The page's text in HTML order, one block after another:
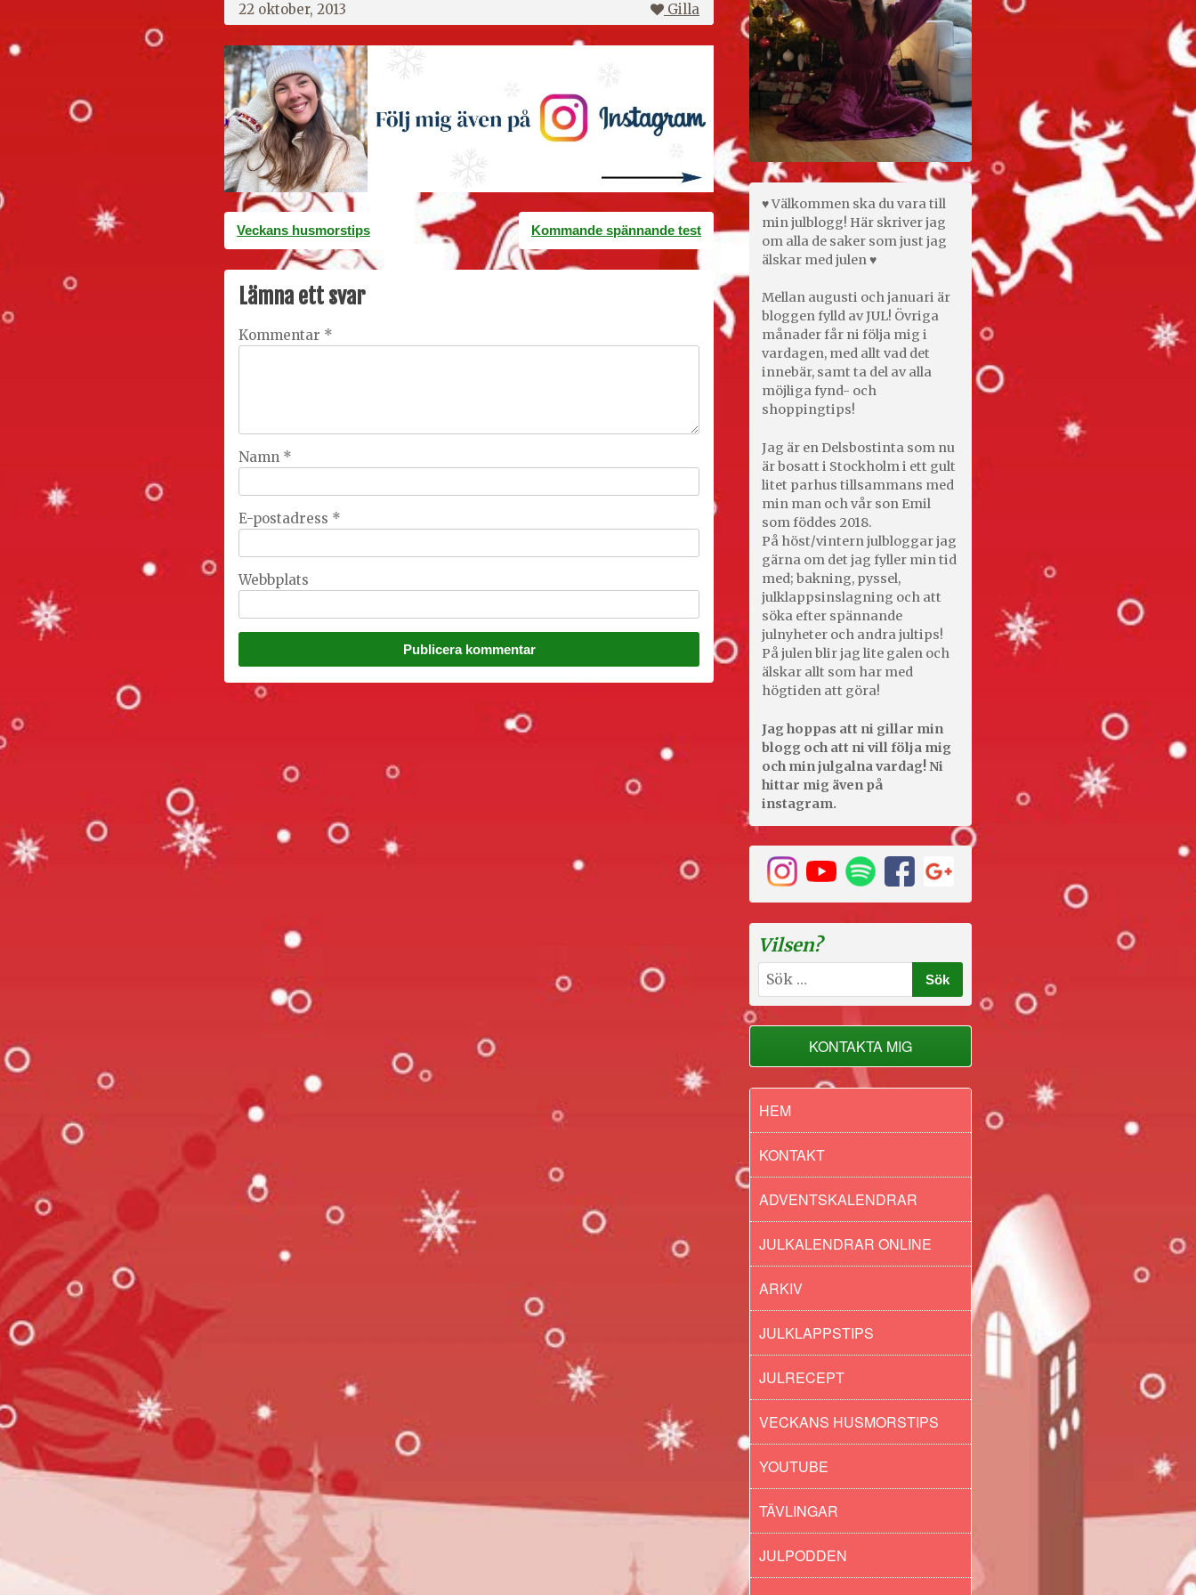
22 oktober, 2013 Gilla
Inläggsnavigering
Veckans husmorstips Kommande spännande test
Lämna ett svar
Kommentar *
Namn *
E-postadress *
Webbplats
♥ Välkommen ska du vara till
min julblogg! Här skriver jag
om alla de saker som just jag
älskar med julen ♥
Mellan augusti och januari är
bloggen fylld av JUL! Övriga
månader får ni följa mig i
vardagen, med allt vad det
innebär, samt ta del av alla
möjliga fynd- och
shoppingtips!
Jag är en Delsbostinta som nu
är bosatt i Stockholm i ett gult
litet parhus tillsammans med
min man och vår son Emil
som föddes 2018.
På höst/vintern julbloggar jag
gärna om det jag fyller min tid
med; bakning, pyssel,
julklappsinslagning och att
söka efter spännande
julnyheter och andra jultips!
På julen blir jag lite galen och
älskar allt som har med
högtiden att göra!
Jag hoppas att ni gillar min
blogg och att ni vill följa mig
och min julgalna vardag! Ni
hittar mig även på
instagram.
Vilsen?
Sök
efter:
KONTAKTA MIG
HEM
KONTAKT
ADVENTSKALENDRAR
JULKALENDRAR ONLINE
ARKIV
JULKLAPPSTIPS
JULRECEPT
VECKANS HUSMORSTIPS
YOUTUBE
TÄVLINGAR
JULPODDEN